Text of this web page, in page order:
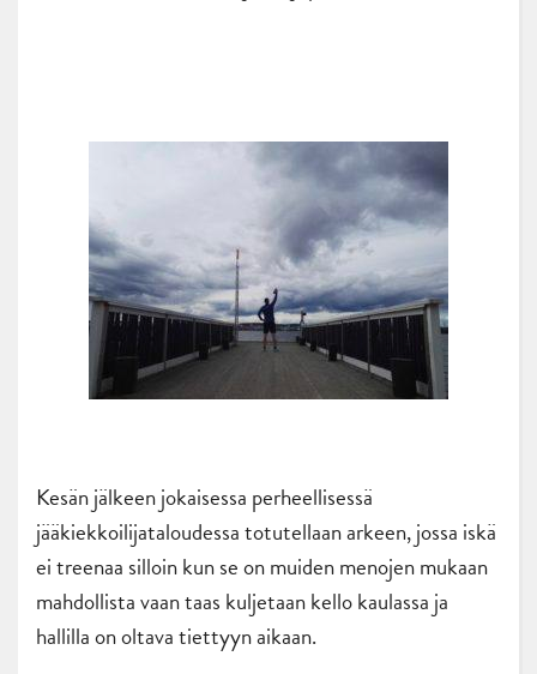
Kesän jälkeen jokaisessa perheellisessä
jääkiekkoilijataloudessa totutellaan arkeen, jossa iskä
ei treenaa silloin kun se on muiden menojen mukaan
mahdollista vaan taas kuljetaan kello kaulassa ja
hallilla on oltava tiettyyn aikaan.